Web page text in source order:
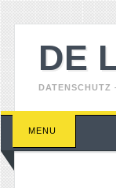
DE
DATENSCHUTZ
Main
Skip
content
MENU